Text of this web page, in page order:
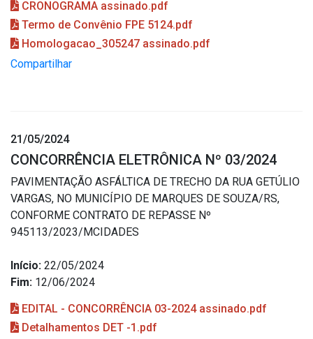
CRONOGRAMA assinado.pdf
Termo de Convênio FPE 5124.pdf
Homologacao_305247 assinado.pdf
Compartilhar
21/05/2024
CONCORRÊNCIA ELETRÔNICA Nº 03/2024
PAVIMENTAÇÃO ASFÁLTICA DE TRECHO DA RUA GETÚLIO
VARGAS, NO MUNICÍPIO DE MARQUES DE SOUZA/RS,
CONFORME CONTRATO DE REPASSE Nº
945113/2023/MCIDADES
Início: 22/05/2024
Fim: 12/06/2024
EDITAL - CONCORRÊNCIA 03-2024 assinado.pdf
Detalhamentos DET -1.pdf